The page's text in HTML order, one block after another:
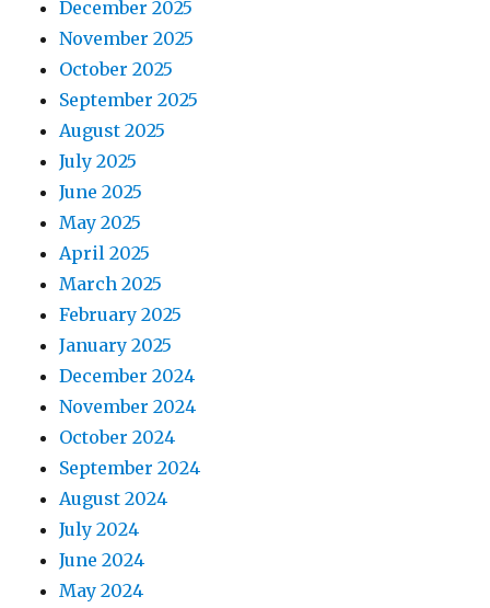
December 2025
November 2025
October 2025
September 2025
August 2025
July 2025
June 2025
May 2025
April 2025
March 2025
February 2025
January 2025
December 2024
November 2024
October 2024
September 2024
August 2024
July 2024
June 2024
May 2024